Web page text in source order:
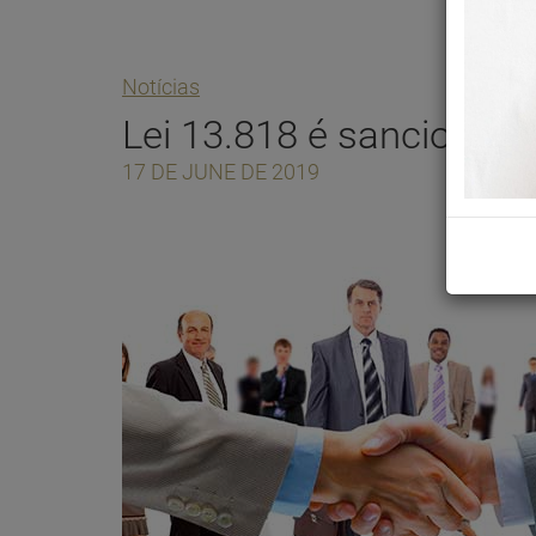
Notícias
Lei 13.818 é
17 DE JUNE DE 2019